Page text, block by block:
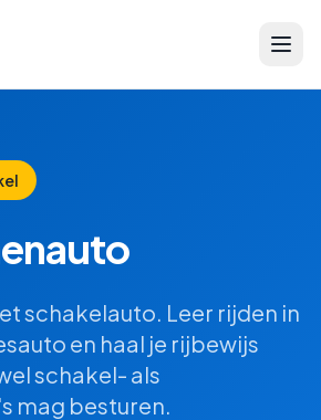
schakelauto. Leer rijden in
en haal je rijbewijs
schakel- als
mag besturen.